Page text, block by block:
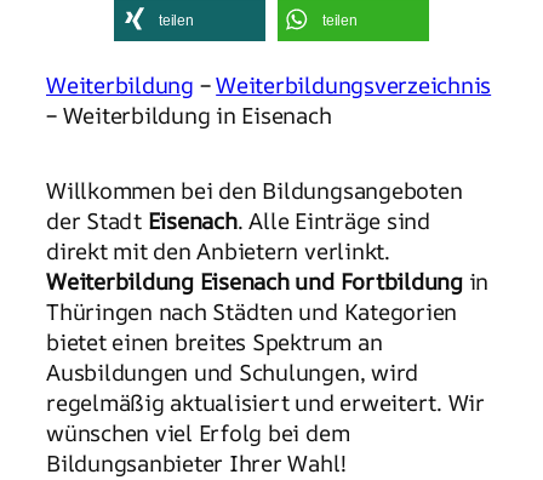
teilen teilen
Weiterbildung –Weiterbildungsverzeichnis
– Weiterbildung in Eisenach
Willkommen bei den Bildungsangeboten
der Stadt Eisenach. Alle Einträge sind
direkt mit den Anbietern verlinkt.
Weiterbildung Eisenach und Fortbildungin
Thüringen nach Städten und Kategorien
bietet einen breites Spektrum an
Ausbildungen und Schulungen, wird
regelmäßig aktualisiert und erweitert. Wir
wünschen viel Erfolg bei dem
Bildungsanbieter Ihrer Wahl!